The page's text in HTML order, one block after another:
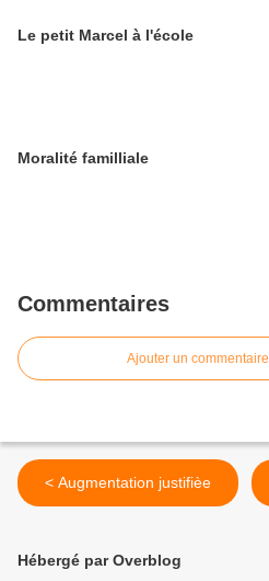
Le petit Marcel à l'école
Moralité familliale
Commentaires
Ajouter un commentaire
< Augmentation justifièe
Hébergé par Overblog